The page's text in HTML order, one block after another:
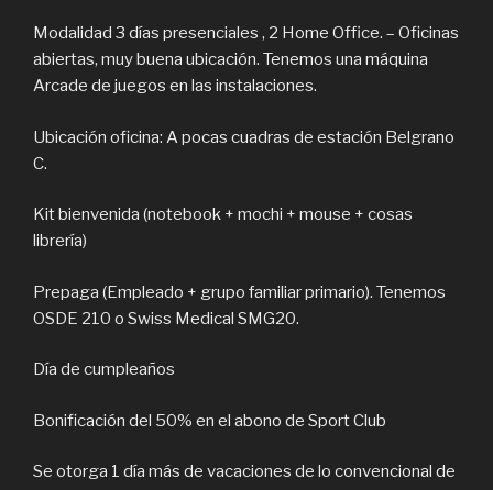
Modalidad 3 días presenciales , 2 Home Office. – Oficinas
abiertas, muy buena ubicación. Tenemos una máquina
Arcade de juegos en las instalaciones.
Ubicación oficina: A pocas cuadras de estación Belgrano
C.
Kit bienvenida (notebook + mochi + mouse + cosas
librería)
Prepaga (Empleado + grupo familiar primario). Tenemos
OSDE 210 o Swiss Medical SMG20.
Día de cumpleaños
Bonificación del 50% en el abono de Sport Club
Se otorga 1 día más de vacaciones de lo convencional de